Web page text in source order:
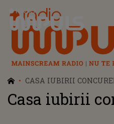
Radio Impuls
CASA IUBIRII
Casa iubirii